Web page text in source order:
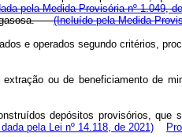
pela Medida Provisória nº 1.049,
gasosa.(Incluído pela Medida
e operados segundo critérios,
ou de beneficiamento
depósitos provisórios,
pela Lei nº 14.118, de 2021)